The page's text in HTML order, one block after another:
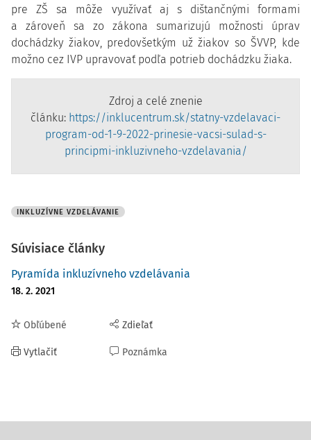
pre ZŠ sa môže využívať aj s dištančnými formami
a zároveň sa zo zákona sumarizujú možnosti úprav
dochádzky žiakov, predovšetkým už žiakov so ŠVVP, kde
možno cez IVP upravovať podľa potrieb dochádzku žiaka.
Zdroj a celé znenie
článku: https://inklucentrum.sk/statny-vzdelavaci-
program-od-1-9-2022-prinesie-vacsi-sulad-s-
principmi-inkluzivneho-vzdelavania/
INKLUZÍVNE VZDELÁVANIE
Súvisiace články
Pyramída inkluzívneho vzdelávania
18. 2. 2021
Obľúbené
Vytlačiť
Zdieľať
Poznámka